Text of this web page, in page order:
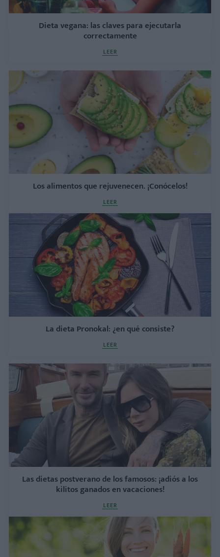
Dieta vegana: las claves para ejecutarla
correctamente
LEER
Los alimentos que rejuvenecen. ¡Conócelos!
LEER
La dieta Pronokal: ¿en qué consiste?
LEER
Las dietas postverano de los famosos: ¡adiós a los
kilitos ganados en vacaciones!
LEER